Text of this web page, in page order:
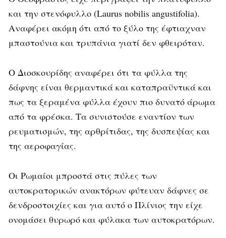
και την στενόφυλλο (Laurus nobilis angustifolia).
Αναφέρει ακόμη ότι από το ξύλο της έφτιαχναν
μπαστούνια και τρυπάνια γιατί δεν φθειρόταν.
Ο Διοσκουρίδης αναφέρει ότι τα φύλλα της
δάφνης είναι θερμαντικά και καταπραϋντικά και
πως τα ξεραμένα φύλλα έχουν πιο δυνατό άρωμα
από τα φρέσκα. Τα συνιστούσε εναντίον των
ρευματισμών, της αρθρίτιδας, της δυσπεψίας και
της αεροφαγίας.
Οι Ρωμαίοι μπροστά στις πύλες των
αυτοκρατορικών ανακτόρων φύτευαν δάφνες σε
δενδροστοιχίες και για αυτό ο Πλίνιος την είχε
ονομάσει θυρωρό και φύλακα των αυτοκρατόρων.